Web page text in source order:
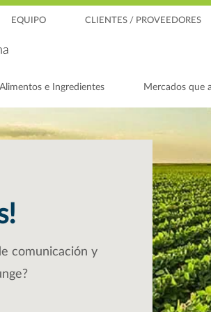
EQUIPO CLIENTES / PROVEEDORES
Alimentos e Ingredientes Mercados que
comunicación y